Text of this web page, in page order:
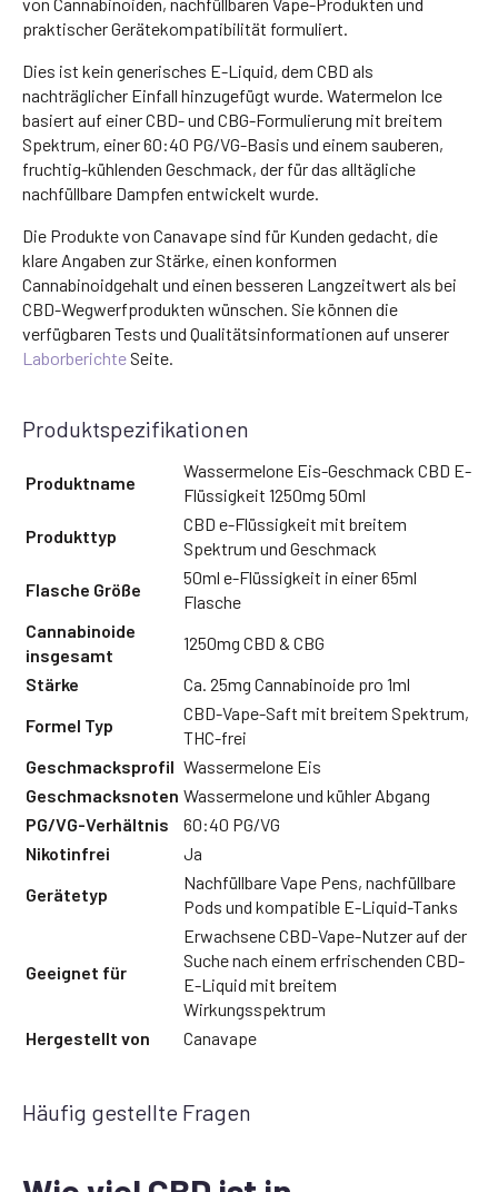
praktischer Gerätekompatibilität formuliert.
Dies ist kein generisches E-Liquid, dem CBD als
nachträglicher Einfall hinzugefügt wurde. Watermelon Ice
basiert auf einer CBD- und CBG-Formulierung mit breitem
Spektrum, einer 60:40 PG/VG-Basis und einem sauberen,
fruchtig-kühlenden Geschmack, der für das alltägliche
nachfüllbare Dampfen entwickelt wurde.
Die Produkte von Canavape sind für Kunden gedacht, die
klare Angaben zur Stärke, einen konformen
Cannabinoidgehalt und einen besseren Langzeitwert als bei
CBD-Wegwerfprodukten wünschen. Sie können die
verfügbaren Tests und Qualitätsinformationen auf unserer
Laborberichte Seite.
Produktspezifikationen
Produktname
Wassermelone Eis-Geschmack CBD E-
Flüssigkeit 1250mg 50ml
Produkttyp
CBD e-Flüssigkeit mit breitem
Spektrum und Geschmack
Flasche Größe
50ml e-Flüssigkeit in einer 65ml
Flasche
Cannabinoide
insgesamt
1250mg CBD & CBG
Stärke
Ca. 25mg Cannabinoide pro 1ml
Formel Typ
CBD-Vape-Saft mit breitem Spektrum,
THC-frei
Geschmacksprofil Wassermelone Eis
Geschmacksnoten Wassermelone und kühler Abgang
PG/VG-Verhältnis
60:40 PG/VG
Nikotinfrei
Ja
Gerätetyp
Nachfüllbare Vape Pens, nachfüllbare
Pods und kompatible E-Liquid-Tanks
Geeignet für
Erwachsene CBD-Vape-Nutzer auf der
Suche nach einem erfrischenden CBD-
E-Liquid mit breitem
Wirkungsspektrum
Hergestellt von
Canavape
Häufig gestellte Fragen